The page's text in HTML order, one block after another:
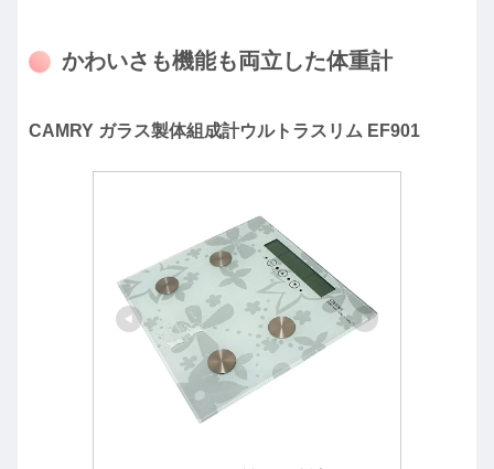
かわいさも機能も両立した体重計
CAMRY ガラス製体組成計ウルトラスリム EF901